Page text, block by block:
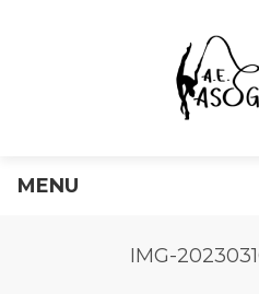
MENU
IMG-